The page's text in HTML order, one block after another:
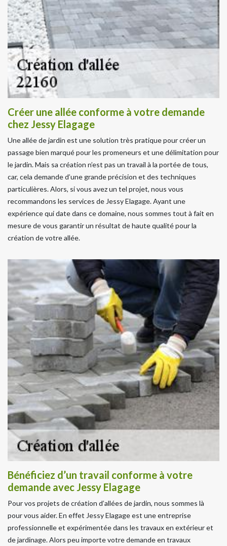
Créer une allée conforme à votre demande
chez Jessy Elagage
Une allée de jardin est une solution très pratique pour créer un
passage bien marqué pour les promeneurs et une délimitation pour
le jardin. Mais sa création n’est pas un travail à la portée de tous,
car, cela demande d’une grande précision et des techniques
particulières. Alors, si vous avez un tel projet, nous vous
recommandons les services de Jessy Elagage. Ayant une
expérience qui date dans ce domaine, nous sommes tout à fait en
mesure de vous garantir un résultat de haute qualité pour la
création de votre allée.
Bénéficiez d’un travail conforme à votre
demande avec Jessy Elagage
Pour vos projets de création d’allées de jardin, nous sommes là
pour vous aider. En effet Jessy Elagage est une entreprise
professionnelle et expérimentée dans les travaux en extérieur et
de jardinage. Alors peu importe votre demande en travaux